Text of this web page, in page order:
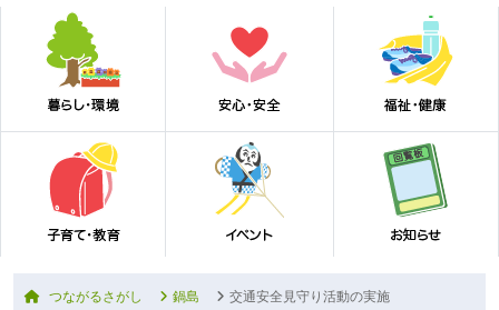
つながるさがし 鍋島 交通安全見守り活動の実施